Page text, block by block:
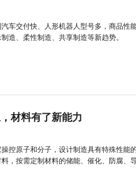
车交付快、人形机器人型号多，商品
造、柔性制造、共享制造等新趋势。
材料有了新能力
控原子和分子，设计制造具有特殊性
，按需定制材料的储能、催化、防腐、